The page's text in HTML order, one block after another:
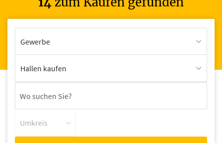
Gewerbe
Hallen kaufen
Umkreis